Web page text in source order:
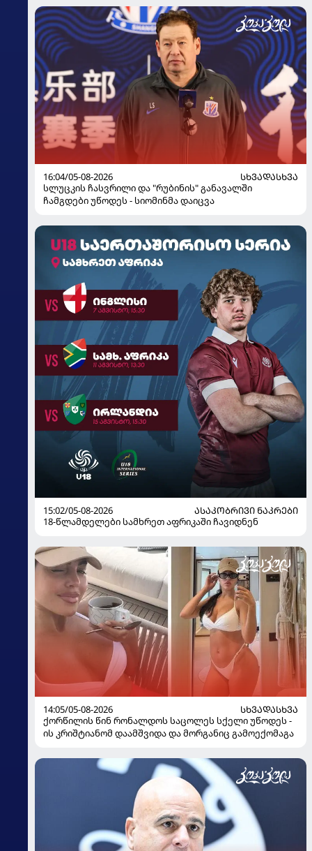
16:04/05-08-2026
ᲡᲮᲕᲐᲓᲐᲡᲮᲕᲐ
სლუცკის ჩასვრილი და "რუბინის" განავალში
ჩამგდები უწოდეს - სიომინმა დაიცვა
15:02/05-08-2026
ᲐᲡᲐᲙᲝᲑᲠᲘᲕᲘ ᲜᲐᲙᲠᲔᲑᲘ
18-წლამდელები სამხრეთ აფრიკაში ჩავიდნენ
14:05/05-08-2026
ᲡᲮᲕᲐᲓᲐᲡᲮᲕᲐ
ქორწილის წინ რონალდოს საცოლეს სქელი უწოდეს -
ის კრიშტიანომ დაამშვიდა და მორგანიც გამოექომაგა